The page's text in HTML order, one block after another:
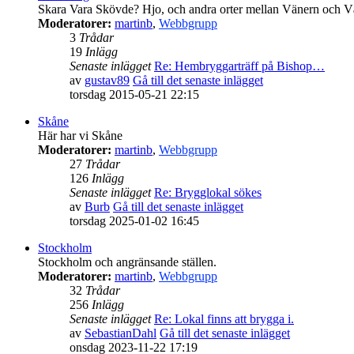
Skara Vara Skövde? Hjo, och andra orter mellan Vänern och
Moderatorer: martinb, Webbgrupp
3 Trådar
19 Inlägg
Senaste inlägget Re: Hembryggarträff på Bishop…
av gustav89 Gå till det senaste inlägget
torsdag 2015-05-21 22:15
Skåne
Här har vi Skåne
Moderatorer: martinb, Webbgrupp
27 Trådar
126 Inlägg
Senaste inlägget Re: Brygglokal sökes
av Burb Gå till det senaste inlägget
torsdag 2025-01-02 16:45
Stockholm
Stockholm och angränsande ställen.
Moderatorer: martinb, Webbgrupp
32 Trådar
256 Inlägg
Senaste inlägget Re: Lokal finns att brygga i.
av SebastianDahl Gå till det senaste inlägget
onsdag 2023-11-22 17:19